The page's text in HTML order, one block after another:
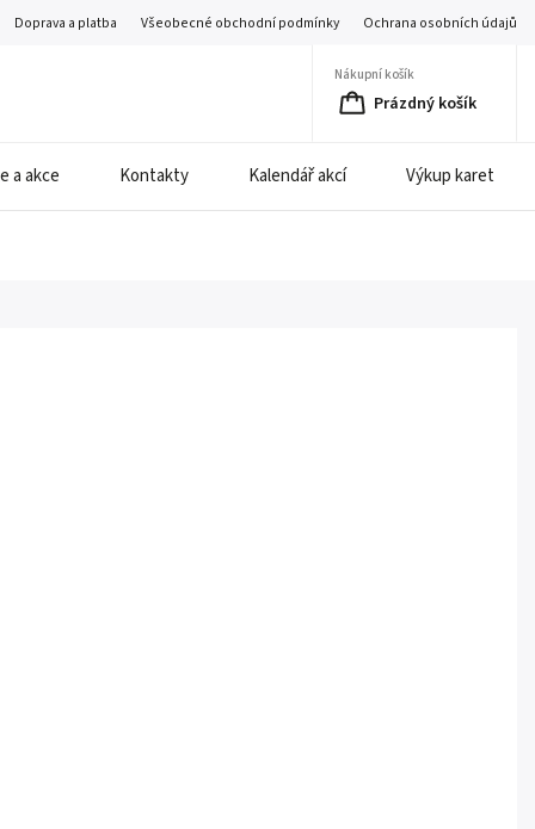
Doprava a platba Všeobecné obchodní podmínky Ochrana osobních údajů
Nákupní košík
Prázdný košík
a akce Kontakty Kalendář akcí Výkup karet